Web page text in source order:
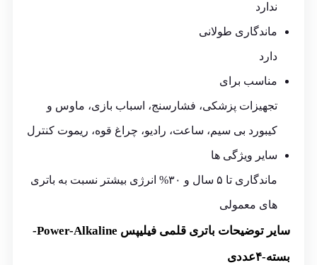
ندارد
ماندگاری طولانی
دارد
مناسب برای
تجهیزات پزشکی، فشارسنج، اسباب بازی، ماوس و
کیبورد بی سیم، ساعت، رادیو، چراغ قوه، ریموت کنترل
سایر ویژگی ها
ماندگاری تا ۵ سال و ۳۰% انرژی بیشتر نسبت به باتری
های معمولی
سایر توضیحات باتری قلمی فیلیپس Power-Alkaline-
بسته-۴عددی